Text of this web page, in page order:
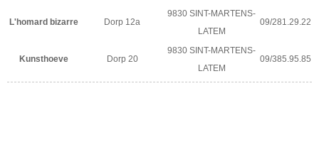
L'homard bizarre Dorp 12a
9830 SINT-MARTENS-
LATEM
09/281.29.22
Kunsthoeve Dorp 20
9830 SINT-MARTENS-
LATEM
09/385.95.85